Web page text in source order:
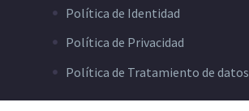
Política de Identidad
Política de Privacidad
Política de Tratamiento de datos